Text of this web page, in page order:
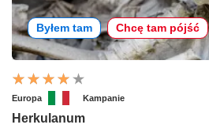
Byłem tam Chcę tam pójść
Europa Kampanie
Herkulanum